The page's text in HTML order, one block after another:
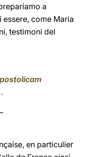
a
come Maria
testimoni del
en particulier